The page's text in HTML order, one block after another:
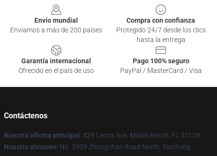
Envío mundial
Enviamos a más de 200 países
Compra con confianza
Protegido 24/7 desde los clics
hasta la entrega
Garantía internacional
Ofrecido en el país de uso
Pago 100% seguro
PayPal / MasterCard / Visa
Contáctenos
Nuestra oficina principal : 429 Lenox Ave, Miami Beach, FL 33139
Nuestro almacén: No. 3939 Zhongshan Road North, Xiacheng